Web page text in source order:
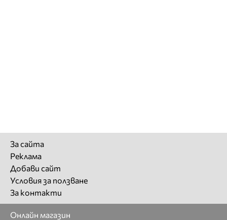
За сайта
Реклама
Добави сайт
Условия за ползване
За контакти
Онлайн магазин